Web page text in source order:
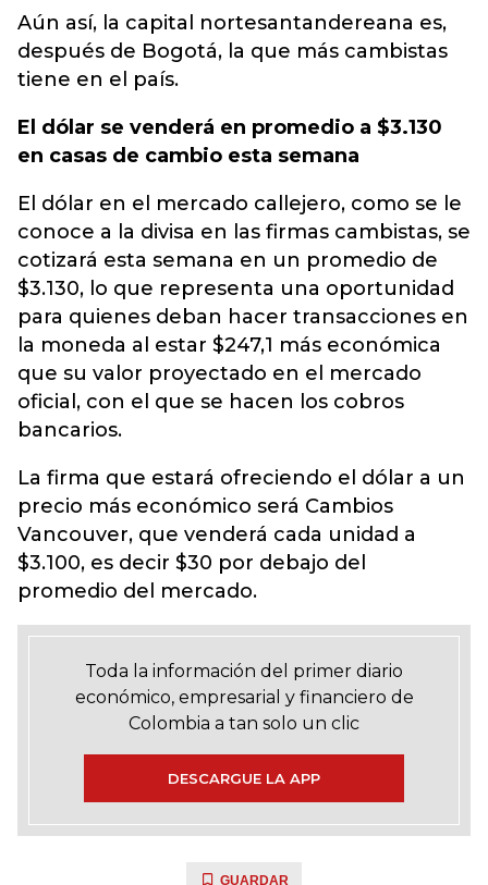
Aún así, la capital nortesantandereana es,
después de Bogotá, la que más cambistas
tiene en el país.
El dólar se venderá en promedio a $3.130
en casas de cambio esta semana
El dólar en el mercado callejero, como se le
conoce a la divisa en las firmas cambistas, se
cotizará esta semana en un promedio de
$3.130, lo que representa una oportunidad
para quienes deban hacer transacciones en
la moneda al estar $247,1 más económica
que su valor proyectado en el mercado
oficial, con el que se hacen los cobros
bancarios.
La firma que estará ofreciendo el dólar a un
precio más económico será Cambios
Vancouver, que venderá cada unidad a
$3.100, es decir $30 por debajo del
promedio del mercado.
Toda la información del primer diario
económico, empresarial y financiero de
Colombia a tan solo un clic
DESCARGUE LA APP
GUARDAR